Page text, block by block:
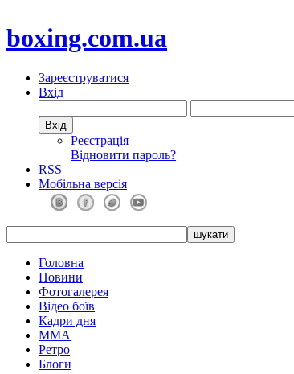
boxing.com.ua
Зареєструватися
Вхід
Реєстрація
Відновити пароль?
RSS
Мобільна версія
Головна
Новини
Фотогалерея
Відео боїв
Кадри дня
ММА
Ретро
Блоги